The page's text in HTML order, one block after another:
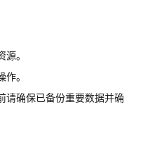
。
。
请确保已备份重要数据并确